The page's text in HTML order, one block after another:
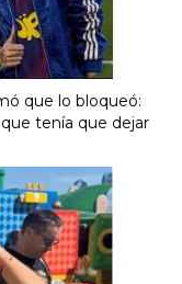
que lo bloqueó:
tenía que dejar